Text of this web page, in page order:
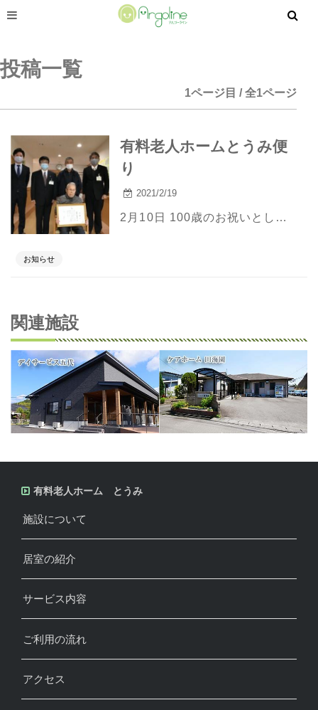
投稿一覧
1ページ目 / 全1ページ
有料老人ホームとうみ便
り
2021/2/19
2月10日 100歳のお祝いとして、 薩摩川内市市長様より感謝状、 社会福祉協議会より記念写真の贈呈がありました。
お知らせ
関連施設
有料老人ホーム とうみ
施設について
居室の紹介
サービス内容
ご利用の流れ
アクセス